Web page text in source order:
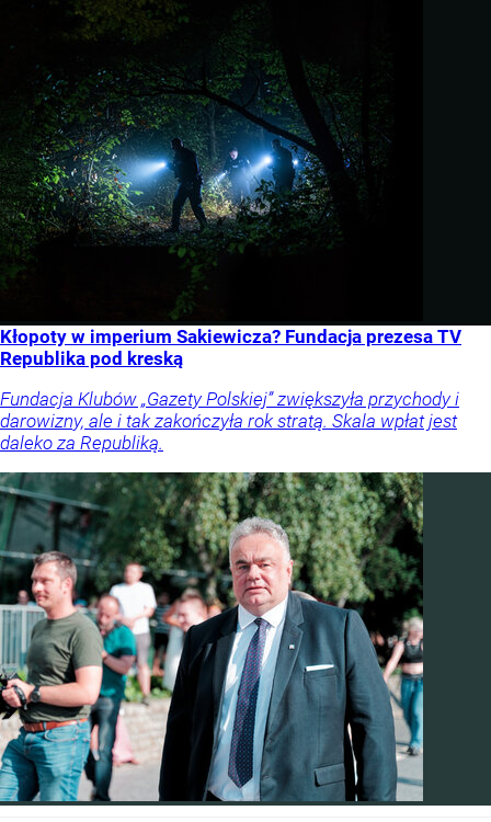
Kłopoty w imperium Sakiewicza? Fundacja prezesa TV
Republika pod kreską
Fundacja Klubów „Gazety Polskiej” zwiększyła przychody i
darowizny, ale i tak zakończyła rok stratą. Skala wpłat jest
daleko za Republiką.